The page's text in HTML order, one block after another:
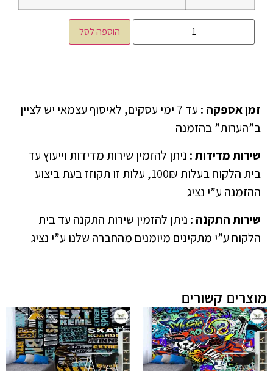
הוספה לסל
זמן אספקה :
עד 7 ימי עסקים, לאיסוף עצמאי יש לציין
ב”הערות” בהזמנה
שירות מדידות: ניתן להזמין שירות מדידות וייעוץ עד
בית הלקוח בעלות 100₪, עלות זו תקוזז בעת ביצוע
ההזמנה ע”י נציג
שירות התקנה : ניתן להזמין שירות התקנה עד בית
הלקוח ע”י מתקינים מיומנים מהחברה שלנו ע”י נציג
מוצרים קשורים